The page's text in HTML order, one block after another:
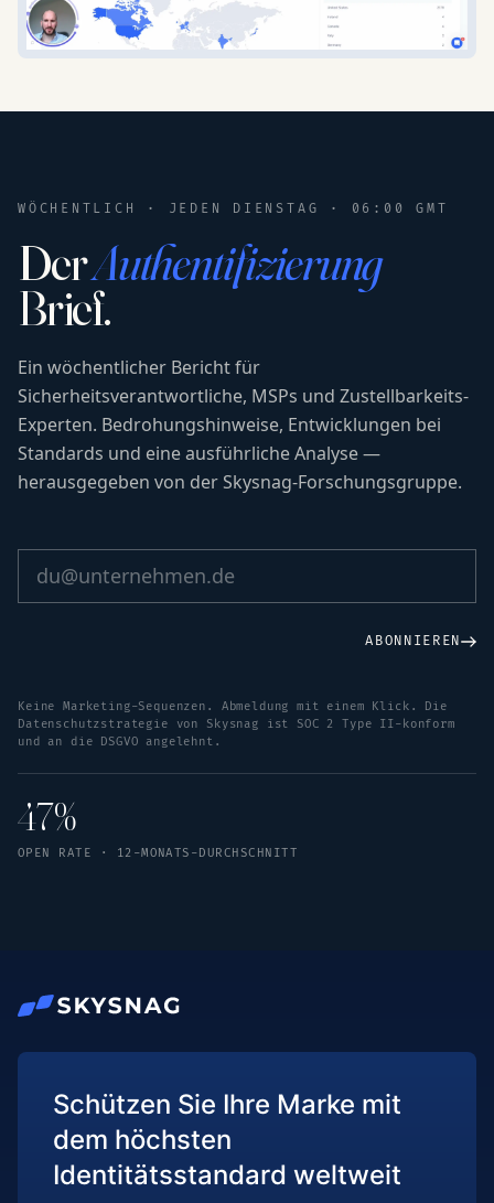
WÖCHENTLICH · JEDEN DIENSTAG · 06:00 GMT
DerAuthentifizierung
Brief.
Ein wöchentlicher Bericht für
Sicherheitsverantwortliche, MSPs und Zustellbarkeits-
Experten. Bedrohungshinweise, Entwicklungen bei
Standards und eine ausführliche Analyse —
herausgegeben von der Skysnag-Forschungsgruppe.
ABONNIEREN
Keine Marketing-Sequenzen. Abmeldung mit einem Klick. Die
Datenschutzstrategie von Skysnag ist SOC 2 Type II-konform
und an die DSGVO angelehnt.
47%
OPEN RATE · 12-MONATS-DURCHSCHNITT
Schützen Sie Ihre Marke mit
dem höchsten
Identitätsstandard weltweit